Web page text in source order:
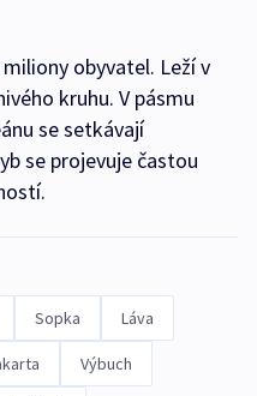
obyvatel. Leží v
kruhu. V pásmu
se setkávají
se projevuje častou
Sopka Láva
Výbuch